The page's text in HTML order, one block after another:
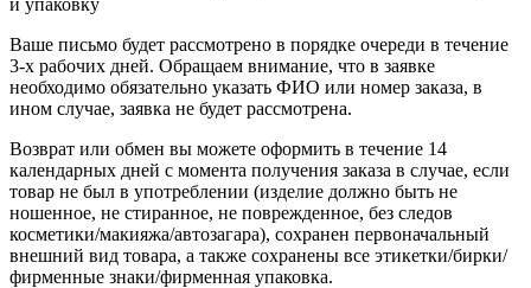
Ваше письмо будет рассмотрено в порядке очереди в течение
3-х рабочих дней. Обращаем внимание, что в заявке
необходимо обязательно указать ФИО или номер заказа, в
ином случае, заявка не будет рассмотрена.
Возврат или обмен вы можете оформить в течение 14
календарных дней с момента получения заказа в случае, если
товар не был в употреблении (изделие должно быть не
ношенное, не стиранное, не поврежденное, без следов
косметики/макияжа/автозагара), сохранен первоначальный
внешний вид товара, а также сохранены все этикетки/бирки/
фирменные знаки/фирменная упаковка.